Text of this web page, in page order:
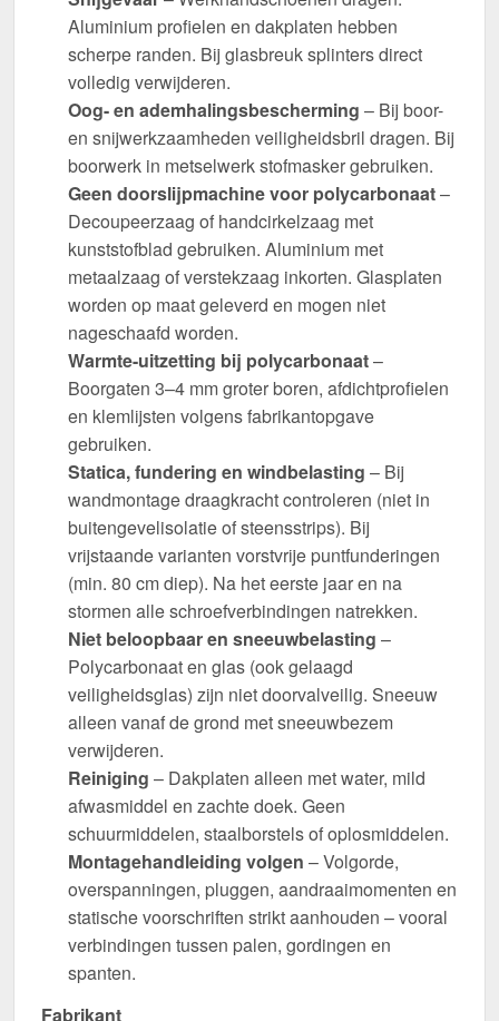
Aluminium profielen en dakplaten hebben
scherpe randen. Bij glasbreuk splinters direct
volledig verwijderen.
Oog- en ademhalingsbescherming – Bij boor-
en snijwerkzaamheden veiligheidsbril dragen. Bij
boorwerk in metselwerk stofmasker gebruiken.
Geen doorslijpmachine voor polycarbonaat–
Decoupeerzaag of handcirkelzaag met
kunststofblad gebruiken. Aluminium met
metaalzaag of verstekzaag inkorten. Glasplaten
worden op maat geleverd en mogen niet
nageschaafd worden.
Warmte-uitzetting bij polycarbonaat–
Boorgaten 3–4 mm groter boren, afdichtprofielen
en klemlijsten volgens fabrikantopgave
gebruiken.
Statica, fundering en windbelasting – Bij
wandmontage draagkracht controleren (niet in
buitengevelisolatie of steensstrips). Bij
vrijstaande varianten vorstvrije puntfunderingen
(min. 80 cm diep). Na het eerste jaar en na
stormen alle schroefverbindingen natrekken.
Niet beloopbaar en sneeuwbelasting –
Polycarbonaat en glas (ook gelaagd
veiligheidsglas) zijn niet doorvalveilig. Sneeuw
alleen vanaf de grond met sneeuwbezem
verwijderen.
Reiniging – Dakplaten alleen met water, mild
afwasmiddel en zachte doek. Geen
schuurmiddelen, staalborstels of oplosmiddelen.
Montagehandleiding volgen – Volgorde,
overspanningen, pluggen, aandraaimomenten en
statische voorschriften strikt aanhouden – vooral
verbindingen tussen palen, gordingen en
spanten.
Fabrikant